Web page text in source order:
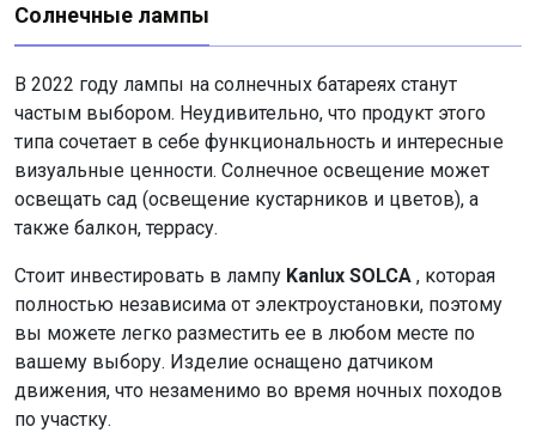
Солнечные лампы
В 2022 году лампы на солнечных батареях станут
частым выбором. Неудивительно, что продукт этого
типа сочетает в себе функциональность и интересные
визуальные ценности. Солнечное освещение может
освещать сад (освещение кустарников и цветов), а
также балкон, террасу.
Стоит инвестировать в лампу Kanlux SOLCA , которая
полностью независима от электроустановки, поэтому
вы можете легко разместить ее в любом месте по
вашему выбору. Изделие оснащено датчиком
движения, что незаменимо во время ночных походов
по участку.